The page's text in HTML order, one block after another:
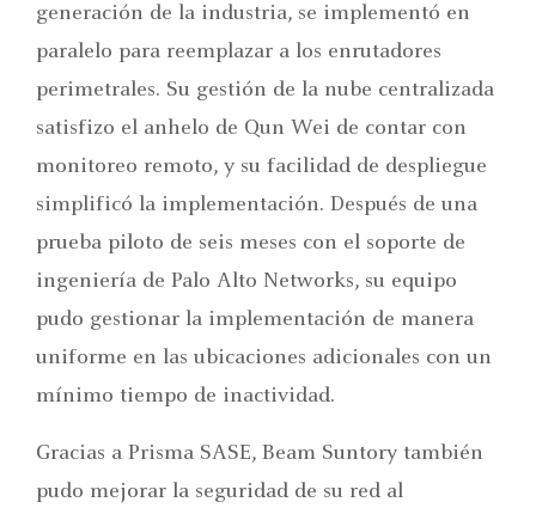
generación de la industria, se implementó en
paralelo para reemplazar a los enrutadores
perimetrales. Su gestión de la nube centralizada
satisfizo el anhelo de Qun Wei de contar con
monitoreo remoto, y su facilidad de despliegue
simplificó la implementación. Después de una
prueba piloto de seis meses con el soporte de
ingeniería de Palo Alto Networks, su equipo
pudo gestionar la implementación de manera
uniforme en las ubicaciones adicionales con un
mínimo tiempo de inactividad.
Gracias a Prisma SASE, Beam Suntory también
pudo mejorar la seguridad de su red al